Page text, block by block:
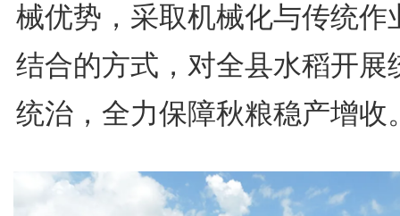
械优势，采取机械化与传统作
结合的方式，对全县水稻开展
统治，全力保障秋粮稳产增收